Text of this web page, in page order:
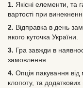
1. Якісні елементи, та
вартості при
2. Відправка в день
якого куточка України.
3. Гра завжди в
замовлення.
4. Опція пакування від
клопоту, та